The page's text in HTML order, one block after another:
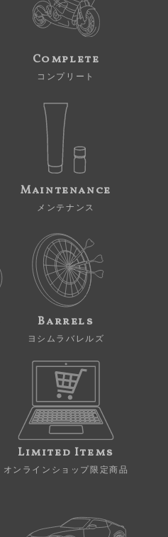
Complete
コンプリート
Maintenance
メンテナンス
Barrels
ヨシムラバレルズ
Limited Items
オンラインショップ限定商品